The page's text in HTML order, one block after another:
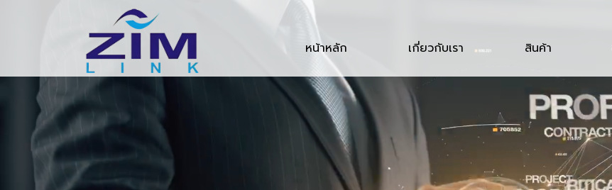
หน้าหลัก เกี่ยวกับเรา สินค้า